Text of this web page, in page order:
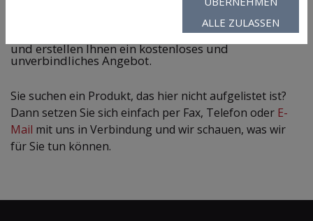
Gern informieren wir Sie in einem persönlichen
Beratungsgespräch zu all unseren Möglichkeiten
und erstellen Ihnen ein kostenloses und
unverbindliches Angebot.
Sie suchen ein Produkt, das hier nicht aufgelistet ist?
Dann setzen Sie sich einfach per Fax, Telefon oder E-
Mail mit uns in Verbindung und wir schauen, was wir
für Sie tun können.
ALLE ZULASSEN